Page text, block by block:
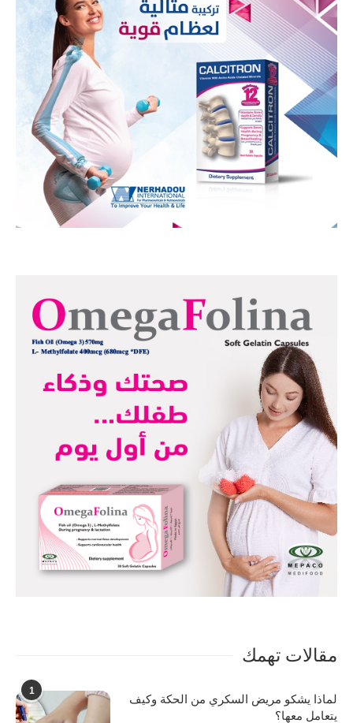
مقالات تهمك
1
لماذا يشكو مريض السكري من الحكة وكيف
يتعامل معها؟